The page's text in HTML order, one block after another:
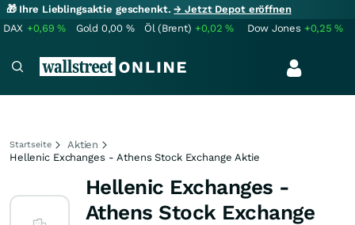
🎁 Ihre Lieblingsaktie geschenkt.→ Jetzt Depot eröffnen
DAX +0,69% Gold 0,00 % Öl (Brent) +0,02% Dow Jones +0,25%
Startseite
Aktien
Hellenic Exchanges - Athens Stock Exchange Aktie
Hellenic Exchanges -
Athens Stock Exchange